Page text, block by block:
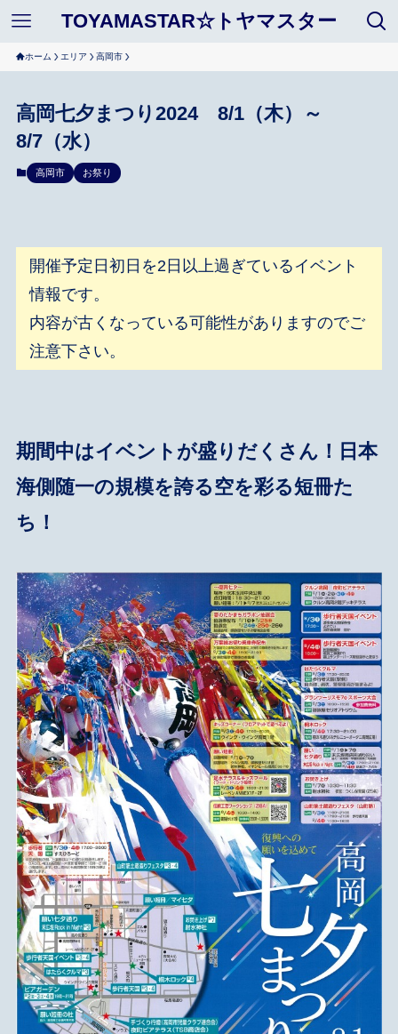
TOYAMASTAR☆トヤマスター
ホーム エリア 高岡市
高岡七夕まつり2024 8/1（木）～
8/7（水）
高岡市 お祭り
開催予定日初日を2日以上過ぎているイベント
情報です。
内容が古くなっている可能性がありますのでご
注意下さい。
期間中はイベントが盛りだくさん！日本
海側随一の規模を誇る空を彩る短冊た
ち！